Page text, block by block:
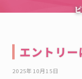
エントリ
2025年10月15日